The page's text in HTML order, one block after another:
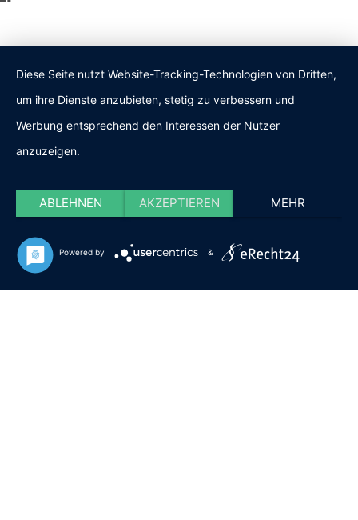
Diese Seite nutzt Website-Tracking-Technologien von Dritten,
um ihre Dienste anzubieten, stetig zu verbessern und
Werbung entsprechend den Interessen der Nutzer
anzuzeigen.
ABLEHNEN AKZEPTIEREN MEHR
Powered by &